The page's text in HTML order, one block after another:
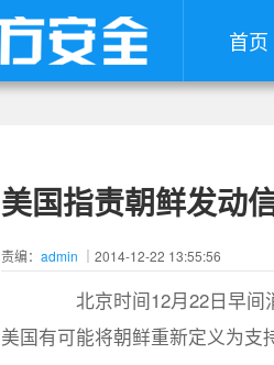
首页
美国指责朝鲜发动
责编： admin ｜2014-12-22 13:55:56
北京时间12月22日早间消
美国有可能将朝鲜重新定义为支